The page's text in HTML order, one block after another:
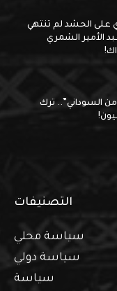
الحشد لم تنتهي
الأمير الشمري
السوداني”.. ترك
التصنيفات
سياسة محلي
سياسة دولي
سياسة